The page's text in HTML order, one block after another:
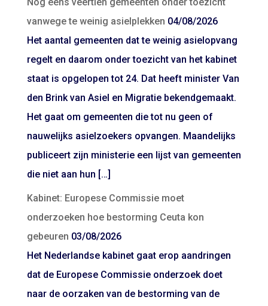
vanwege te weinig asielplekken 04/08/2026
Het aantal gemeenten dat te weinig asielopvang
regelt en daarom onder toezicht van het kabinet
staat is opgelopen tot 24. Dat heeft minister Van
den Brink van Asiel en Migratie bekendgemaakt.
Het gaat om gemeenten die tot nu geen of
nauwelijks asielzoekers opvangen. Maandelijks
publiceert zijn ministerie een lijst van gemeenten
die niet aan hun […]
Kabinet: Europese Commissie moet
onderzoeken hoe bestorming Ceuta kon
gebeuren 03/08/2026
Het Nederlandse kabinet gaat erop aandringen
dat de Europese Commissie onderzoek doet
naar de oorzaken van de bestorming van de